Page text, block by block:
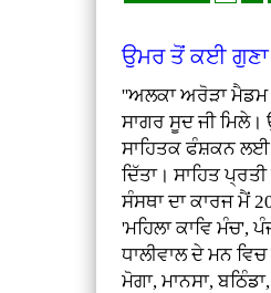
ਉਮਰ ਤੋਂ ਕਈ ਗੁਣਾ
''ਅਲਕਾ ਅਰੋੜਾ ਮੈਡਮ
ਸਾਗਰ ਸੂਦ ਜੀ ਮਿਲੇ।
ਸਾਹਿਤਕ ਫੰਸ਼ਕਨ ਲਈ
ਦਿੱਤਾ। ਸਾਹਿਤ
ਸੰਸਥਾ ਦਾ ਕਾਰਜ ਮੈਂ
'ਮਹਿਲਾ ਕਾਵਿ
ਧਾਲੀਵਾਲ ਦੇ ਮਨ
ਮੋਗਾ, ਮਾਨਸਾ,